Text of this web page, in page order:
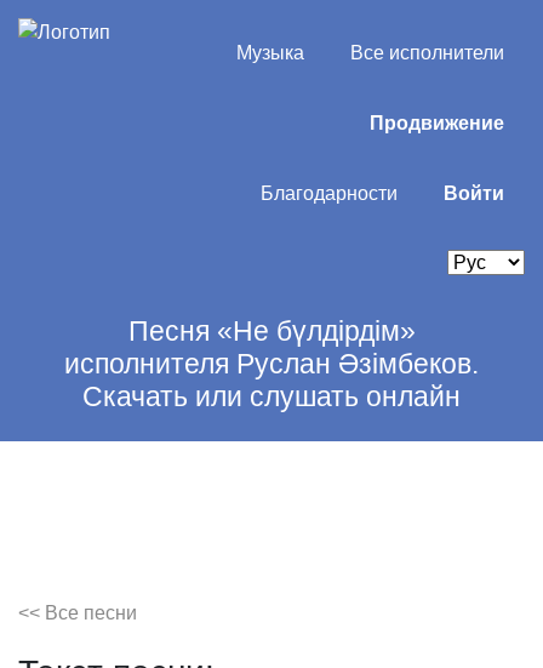
Музыка Все исполнители
Продвижение
Благодарности Войти
Песня «Не бүлдірдім»
исполнителя Руслан Әзімбеков.
Скачать или слушать онлайн
<< Все песни